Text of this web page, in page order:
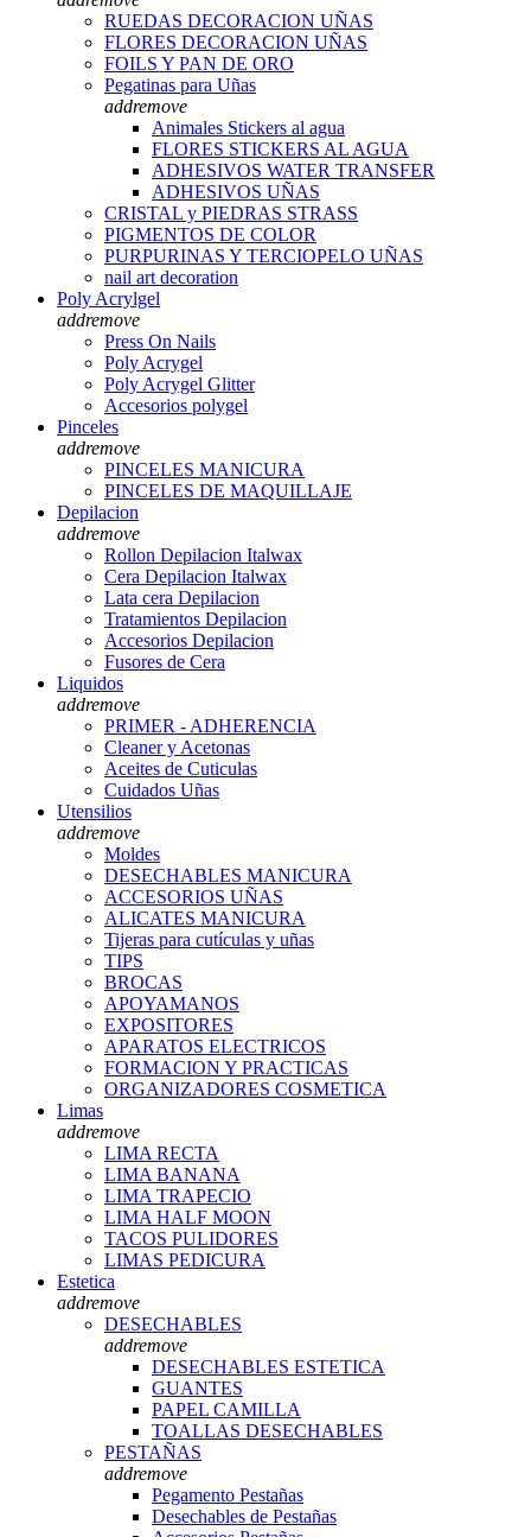
RUEDAS DECORACION UÑAS
FLORES DECORACION UÑAS
FOILS Y PAN DE ORO
Pegatinas para Uñas
addremove
Animales Stickers al agua
FLORES STICKERS AL AGUA
ADHESIVOS WATER TRANSFER
ADHESIVOS UÑAS
CRISTAL y PIEDRAS STRASS
PIGMENTOS DE COLOR
PURPURINAS Y TERCIOPELO UÑAS
nail art decoration
Poly Acrylgel
addremove
Press On Nails
Poly Acrygel
Poly Acrygel Glitter
Accesorios polygel
Pinceles
addremove
PINCELES MANICURA
PINCELES DE MAQUILLAJE
Depilacion
addremove
Rollon Depilacion Italwax
Cera Depilacion Italwax
Lata cera Depilacion
Tratamientos Depilacion
Accesorios Depilacion
Fusores de Cera
Liquidos
addremove
PRIMER - ADHERENCIA
Cleaner y Acetonas
Aceites de Cuticulas
Cuidados Uñas
Utensilios
addremove
Moldes
DESECHABLES MANICURA
ACCESORIOS UÑAS
ALICATES MANICURA
Tijeras para cutículas y uñas
TIPS
BROCAS
APOYAMANOS
EXPOSITORES
APARATOS ELECTRICOS
FORMACION Y PRACTICAS
ORGANIZADORES COSMETICA
Limas
addremove
LIMA RECTA
LIMA BANANA
LIMA TRAPECIO
LIMA HALF MOON
TACOS PULIDORES
LIMAS PEDICURA
Estetica
addremove
DESECHABLES
addremove
DESECHABLES ESTETICA
GUANTES
PAPEL CAMILLA
TOALLAS DESECHABLES
PESTAÑAS
addremove
Pegamento Pestañas
Desechables de Pestañas